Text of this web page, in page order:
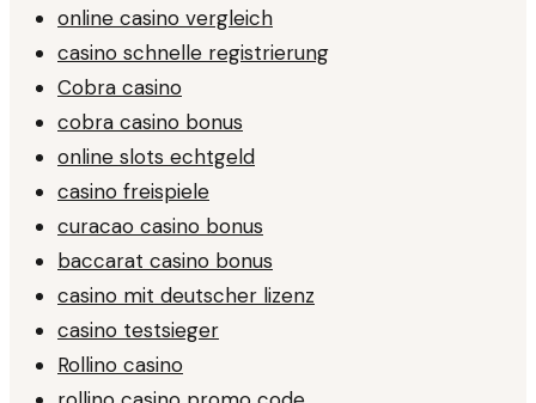
online casino vergleich
casino schnelle registrierung
Cobra casino
cobra casino bonus
online slots echtgeld
casino freispiele
curacao casino bonus
baccarat casino bonus
casino mit deutscher lizenz
casino testsieger
Rollino casino